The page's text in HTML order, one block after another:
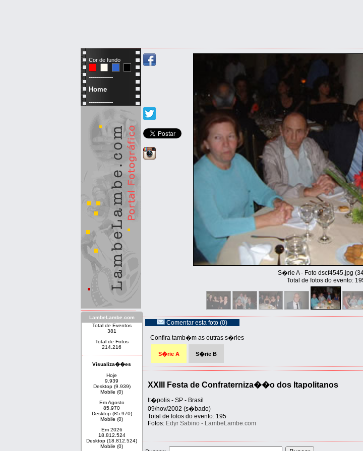
Cor de fundo
------------
Home
------------
LambeLambe.com
Total de Eventos
381
Total de Fotos
214.216
Visualiza��es
Hoje
9.939
Desktop (9.939)
Mobile (0)
Em Agosto
85.970
Desktop (85.970)
Mobile (0)
Em 2026
18.812.524
Desktop (18.812.524)
Mobile (0)
S�rie A - Foto dscf4545.jpg
Total de fotos do evento:
Comentar esta foto (0)
Confira tamb�m as outras s�ries
S�rie A S�rie B
XXIII Festa de Confraterniza��o dos Itapolitanos
It�polis - SP - Brasil
09/nov/2002 (s�bado)
Total de fotos do evento: 195
Fotos: Edyr Sabino - LambeLambe.com